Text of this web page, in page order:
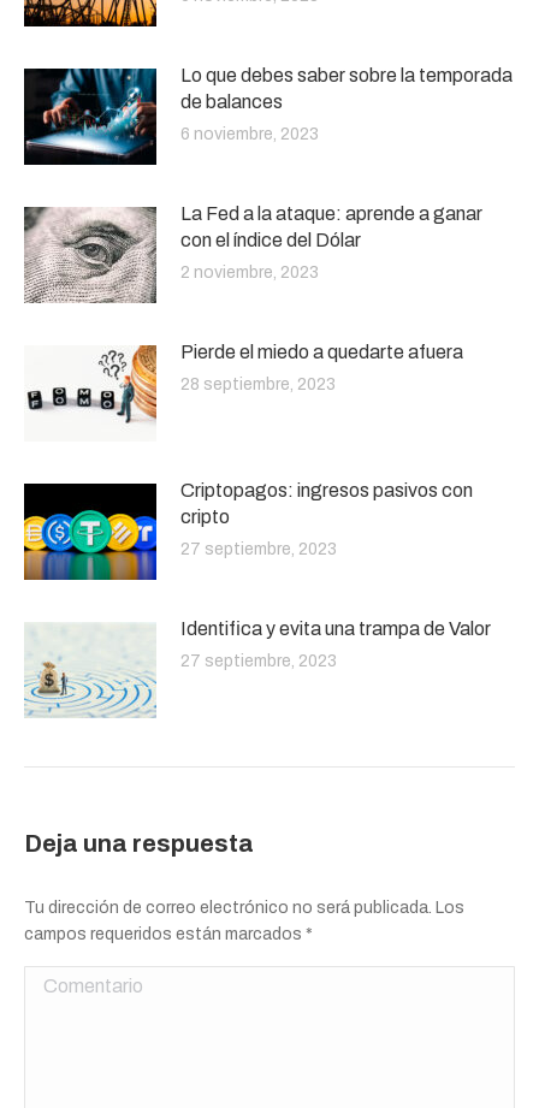
Lo que debes saber sobre la temporada
de balances
6 noviembre, 2023
La Fed a la ataque: aprende a ganar
con el índice del Dólar
2 noviembre, 2023
Pierde el miedo a quedarte afuera
28 septiembre, 2023
Criptopagos: ingresos pasivos con
cripto
27 septiembre, 2023
Identifica y evita una trampa de Valor
27 septiembre, 2023
Deja una respuesta
Tu dirección de correo electrónico no será publicada. Los
campos requeridos están marcados *
Comentario